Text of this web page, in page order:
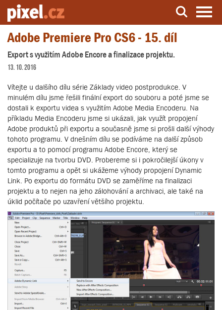
Server o natáčení a zpracování videa
Adobe Premiere Pro CS6 - 15. díl
Export s využitím Adobe Encore a finalizace projektu.
13. 10. 2016
Vítejte u dalšího dílu série Základy video postprodukce. V
minulém dílu jsme řešili finální export do souboru a poté jsme se
dostali k exportu videa s využitím Adobe Media Encoderu. Na
příkladu Media Encoderu jsme si ukázali, jak využít propojení
Adobe produktů při exportu a současně jsme si prošli další výhody
tohoto programu. V dnešním dílu se podíváme na další způsob
exportu a to pomocí programu Adobe Encore, který se
specializuje na tvorbu DVD. Probereme si i pokročilejší úkony v
tomto programu a opět si ukážeme výhody propojení Dynamic
Link. Po exportu do formátu DVD se zaměříme na finalizaci
projektu a to nejen na jeho zálohování a archivaci, ale také na
úklid počítače po uzavření většího projektu.